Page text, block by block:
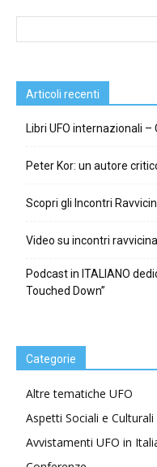
Articoli recenti
Libri UFO internazionali
Peter Kor: un autore
Scopri gli Incontri
Video su incontri
Podcast in ITALIANO
Touched Down”
Categorie
Altre tematiche UFO
Aspetti Sociali e Culturali
Avvistamenti UFO in